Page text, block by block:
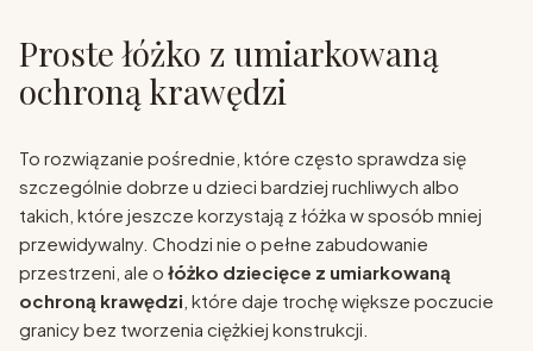
Proste łóżko z umiarkowaną
ochroną krawędzi
To rozwiązanie pośrednie, które często sprawdza się
szczególnie dobrze u dzieci bardziej ruchliwych albo
takich, które jeszcze korzystają z łóżka w sposób mniej
przewidywalny. Chodzi nie o pełne zabudowanie
przestrzeni, ale o łóżko dziecięce z umiarkowaną
ochroną krawędzi , które daje trochę większe poczucie
granicy bez tworzenia ciężkiej konstrukcji.